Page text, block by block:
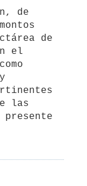
de
el
las